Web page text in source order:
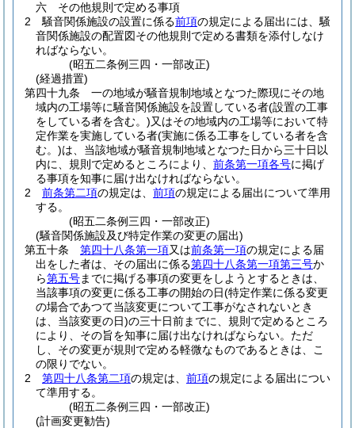
六
その他規則で定める事項
2
騒音関係施設の設置に係る前項の規定による届出には、騒
音関係施設の配置図その他規則で定める書類を添付しなけ
ればならない。
(昭五二条例三四・一部改正)
(経過措置)
第四十九条
一の地域が騒音規制地域となつた際現にその地
域内の工場等に騒音関係施設を設置している者(設置の工事
をしている者を含む。)又はその地域内の工場等において特
定作業を実施している者(実施に係る工事をしている者を含
む。)は、当該地域が騒音規制地域となつた日から三十日以
内に、規則で定めるところにより、 前条第一項各号に掲げ
る事項を知事に届け出なければならない。
2
前条第二項の規定は、 前項の規定による届出について準用
する。
(昭五二条例三四・一部改正)
(騒音関係施設及び特定作業の変更の届出)
第五十条
第四十八条第一項又は前条第一項の規定による届
出をした者は、その届出に係る第四十八条第一項第三号か
ら第五号までに掲げる事項の変更をしようとするときは、
当該事項の変更に係る工事の開始の日(特定作業に係る変更
の場合であつて当該変更について工事がなされないとき
は、当該変更の日)の三十日前までに、規則で定めるところ
により、その旨を知事に届け出なければならない。 ただ
し、その変更が規則で定める軽微なものであるときは、こ
の限りでない。
2
第四十八条第二項の規定は、 前項の規定による届出につい
て準用する。
(昭五二条例三四・一部改正)
(計画変更勧告)